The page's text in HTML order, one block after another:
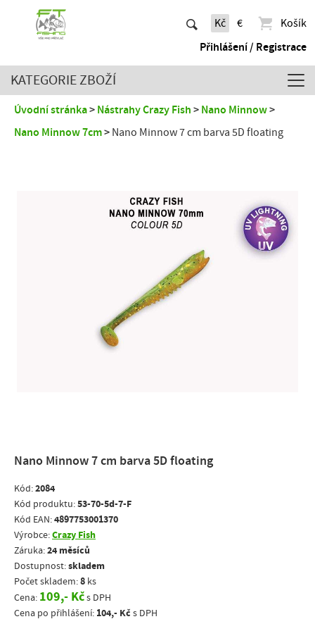
Kč €
Košík
Přihlášení / Registrace
KATEGORIE ZBOŽÍ
Úvodní stránka Nástrahy Crazy Fish
Nano Minnow
Nano Minnow 7cm
Nano Minnow 7 cm barva 5D floating
Nano Minnow 7 cm barva 5D floating
Kód:2084
Kód produktu:53-70-5d-7-F
Kód EAN:4897753001370
Výrobce:Crazy Fish
Záruka:24 měsíců
Dostupnost:skladem
Počet skladem:8 ks
Cena: 109,- Kčs DPH
Cena po přihlášení: 104,- Kč s DPH